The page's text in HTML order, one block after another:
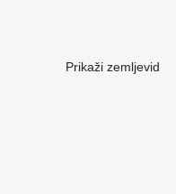
Prikaži zemljevid